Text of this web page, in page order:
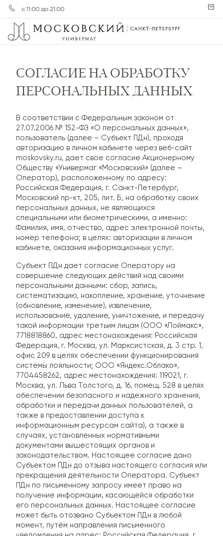
с 11:00 до 21:00
СОГЛАСИЕ НА ОБРАБОТКУ
ПЕРСОНАЛЬНЫХ ДАННЫХ
В соответствии с Федеральным законом от
27.07.2006 № 152-ФЗ «О персональных данных»,
пользователь (далее – Субъект ПДн), проходя
авторизацию в личном кабинете через веб-сайт
moskovsky.ru, дает свое согласие Акционерному
Обществу «Универмаг «Московский» (далее –
Оператор), расположенному по адресу:
Российская Федерация, г. Санкт-Петербург,
Московский пр-кт, 205, лит. Б, на обработку своих
персональных данных, не являющихся
специальными или биометрическими, а именно:
Фамилия, имя, отчество, адрес электронной почты,
номер телефона; в целях: авторизации в личном
кабинете, оказания информационных услуг.
Субъект ПДн дает согласие Оператору на
совершение следующих действий над своими
персональными данными: сбор, запись,
систематизацию, накопление, хранение, уточнение
(обновление, изменение), извлечение,
использование, удаление, уничтожение, и передачу
такой информации третьим лицам (ООО «Лоймакс»,
7718818860, адрес местонахождения: Российская
Федерация, г. Москва, ул. Марксистская, д. 3 стр. 1,
офис 209 в целях обеспечении функционирования
системы лояльности; ООО «Яндекс.Облако»,
7704458262, адрес местонахождения: 119021, г.
Москва, ул. Льва Толстого, д. 16, помещ. 528 в целях
обеспечении безопасного и надежного хранения,
обработки и передачи данных пользователей, а
также в предоставлении доступа к
информационным ресурсам сайта), а также в
случаях, установленных нормативными
документами вышестоящих органов и
законодательством. Настоящее согласие дано
Субъектом ПДн до отзыва настоящего согласия или
прекращения деятельности Оператора. Субъект
ПДн по письменному запросу имеет право на
получение информации, касающейся обработки
его персональных данных. Настоящее согласие
может быть отозвано Субъектом ПДн в любой
момент, путём направления письменного